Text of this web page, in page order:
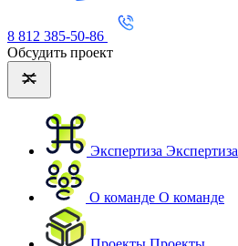
8 812 385-50-86
Обсудить проект
Экспертиза Экспертиза
О команде О команде